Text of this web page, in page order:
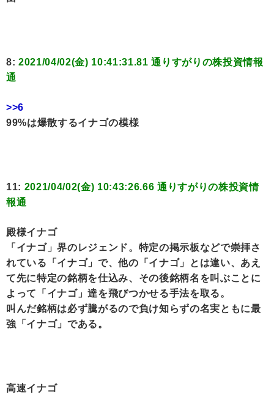
8: 2021/04/02(金) 10:41:31.81 通りすがりの株投資情報
通
>>6
99%は爆散するイナゴの模様
11: 2021/04/02(金) 10:43:26.66 通りすがりの株投資情
報通
殿様イナゴ
「イナゴ」界のレジェンド。特定の掲示板などで崇拝さ
れている「イナゴ」で、他の「イナゴ」とは違い、あえ
て先に特定の銘柄を仕込み、その後銘柄名を叫ぶことに
よって「イナゴ」達を飛びつかせる手法を取る。
叫んだ銘柄は必ず騰がるので負け知らずの名実ともに最
強「イナゴ」である。
高速イナゴ